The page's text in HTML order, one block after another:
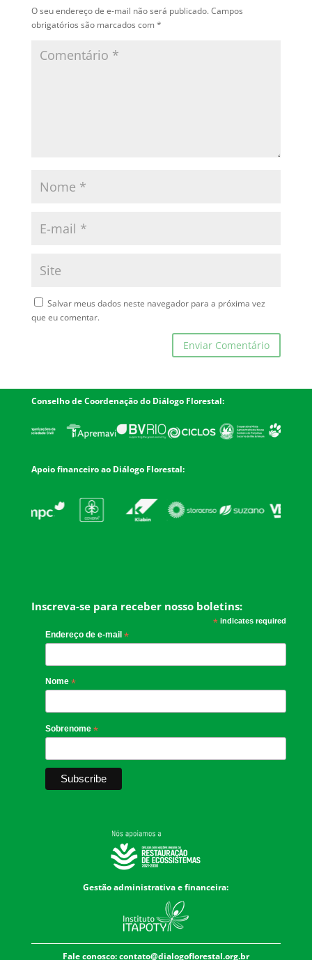
O seu endereço de e-mail não será publicado.Campos
obrigatórios são marcados com *
Salvar meus dados neste navegador para a próxima vez
que eu comentar.
Conselho de Coordenação do Diálogo Florestal:
Apoio financeiro ao Diálogo Florestal:
Inscreva-se para receber nosso boletins:
*indicates required
Endereço de e-mail *
Nome *
Sobrenome *
Gestão administrativa e financeira:
Fale conosco:contato@dialogoflorestal.org.br